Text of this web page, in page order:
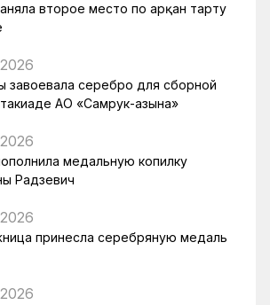
второе место по арқан тарту
завоевала серебро для сборной
АО «Самрук-Қазына»
медальную копилку
Радзевич
принесла серебряную медаль